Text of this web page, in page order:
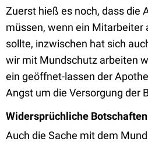
Zuerst hieß es noch, dass die
müssen, wenn ein Mitarbeiter
sollte, inzwischen hat sich
wir mit Mundschutz arbeiten
ein geöffnet-lassen der
Angst um die Versorgung der
Widersprüchliche
Auch die Sache mit dem